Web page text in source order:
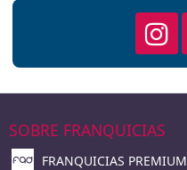
SOBRE FRANQUICIAS
FRANQUICIAS PREMIUM